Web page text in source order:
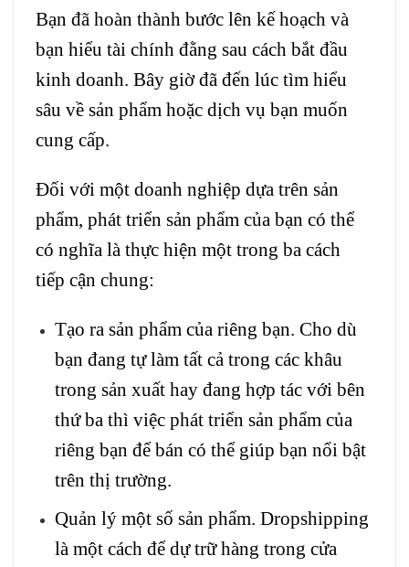
Bạn đã hoàn thành bước lên kế hoạch và
bạn hiểu tài chính đằng sau cách bắt đầu
kinh doanh. Bây giờ đã đến lúc tìm hiểu
sâu về sản phẩm hoặc dịch vụ bạn muốn
cung cấp.
Đối với một doanh nghiệp dựa trên sản
phẩm, phát triển sản phẩm của bạn có thể
có nghĩa là thực hiện một trong ba cách
tiếp cận chung:
Tạo ra sản phẩm của riêng bạn. Cho dù
bạn đang tự làm tất cả trong các khâu
trong sản xuất hay đang hợp tác với bên
thứ ba thì việc phát triển sản phẩm của
riêng bạn để bán có thể giúp bạn nổi bật
trên thị trường.
Quản lý một số sản phẩm. Dropshipping
là một cách để dự trữ hàng trong cửa